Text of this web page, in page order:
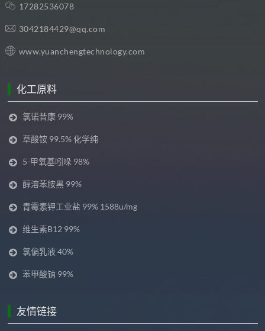
17282536078
3042184429@qq.com
www.yuanchengtechnology.com
化工原料
氯诺昔康 99%
草酸铵 99.5% 化学纯
5-甲氧基吲哚 98%
醇溶苯胺黑 99%
青霉素钾工业盐 99% 1588u/mg
维生素B12 99%
氯偏乳液 40%
苯甲酸钠 99%
友情链接